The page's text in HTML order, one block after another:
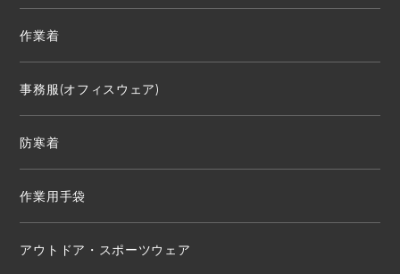
作業着
事務服(オフィスウェア)
防寒着
作業用手袋
アウトドア・スポーツウェア